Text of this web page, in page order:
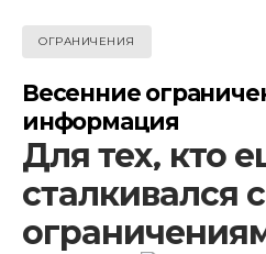
ОГРАНИЧЕНИЯ
Весенние
информация
Для тех, кто
сталкивался